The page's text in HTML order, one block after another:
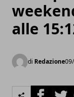
alle
di Redazione
Facebook